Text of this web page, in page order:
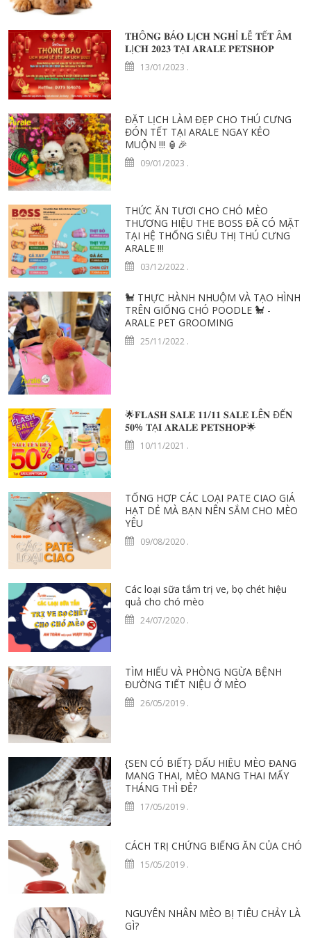
𝐓𝐇Ô𝐍𝐆 𝐁Á𝐎 𝐋Ị𝐂𝐇 𝐍𝐆𝐇Ỉ 𝐋Ễ 𝐓Ế𝐓 Â𝐌
𝐋Ị𝐂𝐇 𝟐𝟎𝟐𝟑 𝐓Ạ𝐈 𝐀𝐑𝐀𝐋𝐄 𝐏𝐄𝐓𝐒𝐇𝐎𝐏
13/01/2023 .
ĐẶT LỊCH LÀM ĐẸP CHO THÚ CƯNG
ĐÓN TẾT TẠI ARALE NGAY KẺO
MUỘN !!! 🏮️🎉
09/01/2023 .
THỨC ĂN TƯƠI CHO CHÓ MÈO
THƯƠNG HIỆU THE BOSS ĐÃ CÓ MẶT
TẠI HỆ THỐNG SIÊU THỊ THÚ CƯNG
ARALE !!!
03/12/2022 .
🐩 THỰC HÀNH NHUỘM VÀ TẠO HÌNH
TRÊN GIỐNG CHÓ POODLE 🐩 -
ARALE PET GROOMING
25/11/2022 .
🌟𝐅𝐋𝐀𝐒𝐇 𝐒𝐀𝐋𝐄 𝟏𝟏/𝟏𝟏 𝐒𝐀𝐋𝐄 𝐋Ê𝐍 ĐẾ𝐍
𝟓𝟎% 𝐓Ạ𝐈 𝐀𝐑𝐀𝐋𝐄 𝐏𝐄𝐓𝐒𝐇𝐎𝐏🌟
10/11/2021 .
TỔNG HỢP CÁC LOẠI PATE CIAO GIÁ
HẠT DẺ MÀ BẠN NÊN SẮM CHO MÈO
YÊU
09/08/2020 .
Các loại sữa tắm trị ve, bọ chét hiệu
quả cho chó mèo
24/07/2020 .
TÌM HIỂU VÀ PHÒNG NGỪA BỆNH
ĐƯỜNG TIẾT NIỆU Ở MÈO
26/05/2019 .
{SEN CÓ BIẾT} DẤU HIỆU MÈO ĐANG
MANG THAI, MÈO MANG THAI MẤY
THÁNG THÌ ĐẺ?
17/05/2019 .
CÁCH TRỊ CHỨNG BIẾNG ĂN CỦA CHÓ
15/05/2019 .
NGUYÊN NHÂN MÈO BỊ TIÊU CHẢY LÀ
GÌ?